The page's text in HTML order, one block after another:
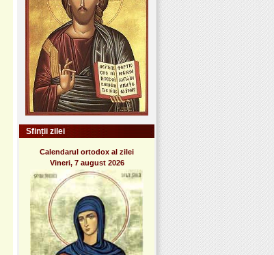
Sfinții zilei
Calendarul ortodox al zilei
Vineri, 7 august 2026